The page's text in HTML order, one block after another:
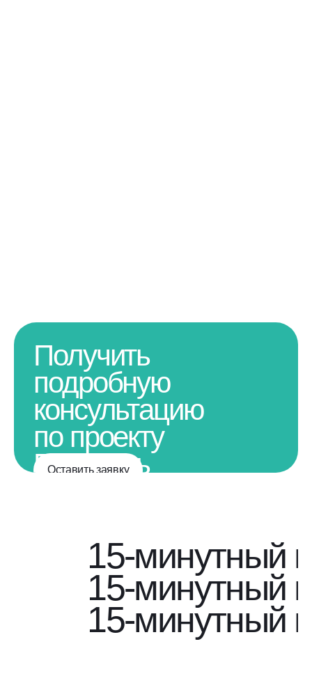
Получить
подробную
консультацию
по проекту
Получить
по проекту
Оставить заявку
15-минутный
15-минутный
15-минутный